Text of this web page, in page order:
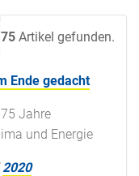
75 Artikel gefunden.
Datum
Ende gedacht
Jahre
und Energie
2020